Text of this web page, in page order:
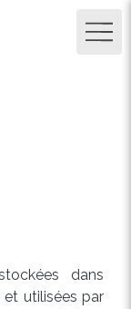
dans
et utilisées par